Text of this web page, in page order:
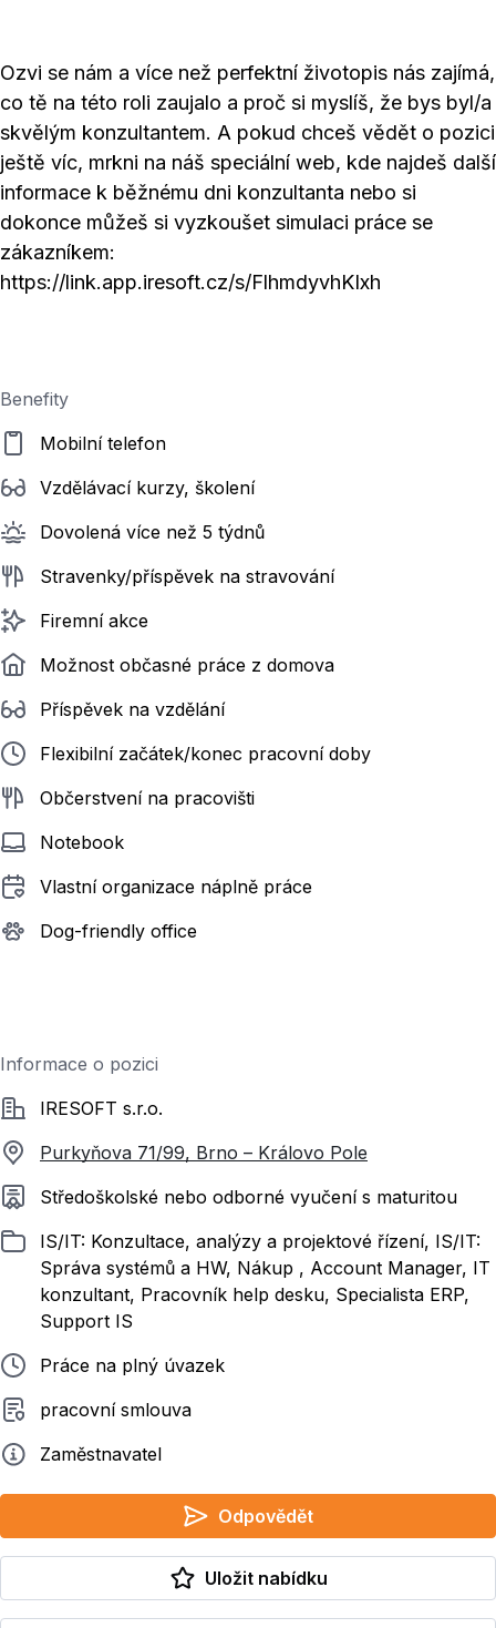
Ozvi se nám a více než perfektní životopis nás zajímá,
co tě na této roli zaujalo a proč si myslíš, že bys byl/a
skvělým konzultantem. A pokud chceš vědět o pozici
ještě víc, mrkni na náš speciální web, kde najdeš další
informace k běžnému dni konzultanta nebo si
dokonce můžeš si vyzkoušet simulaci práce se
zákazníkem:
https://link.app.iresoft.cz/s/FlhmdyvhKIxh
Benefity
Mobilní telefon
Vzdělávací kurzy, školení
Dovolená více než 5 týdnů
Stravenky/příspěvek na stravování
Firemní akce
Možnost občasné práce z domova
Příspěvek na vzdělání
Flexibilní začátek/konec pracovní doby
Občerstvení na pracovišti
Notebook
Vlastní organizace náplně práce
Dog-friendly office
Informace o pozici
SpolečnostIRESOFT s.r.o.
Purkyňova 71/99, Brno – Královo Pole
Požadované vzdělání
Středoškolské nebo odborné vyučení s maturitou
ZařazenoIS/IT: Konzultace, analýzy a projektové řízení, IS/IT:
Správa systémů a HW, Nákup , Account Manager, IT
konzultant, Pracovník help desku, Specialista ERP,
Support IS
Typ pracovního poměru
Práce na plný úvazek
Typ smluvního vztahu
pracovní smlouva
ZadavatelZaměstnavatel
Odpovědět
Uložit nabídku